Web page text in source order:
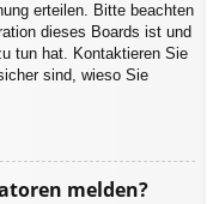
erteilen. Bitte beachten
dieses Boards ist und
tun hat. Kontaktieren Sie
sind, wieso Sie
melden?